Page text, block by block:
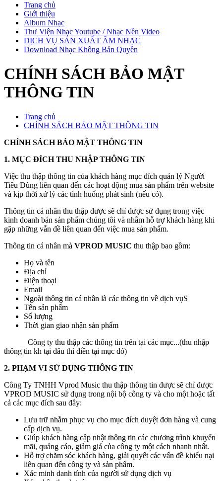
Trang chủ
Giới thiệu
Album Nhạc
Thư Viện Nhạc Youtube / Nhạc Nền Video
DỊCH VỤ SẢN XUẤT ÂM NHẠC
Download Nhạc Không Bản Quyền
CHÍNH SÁCH BẢO MẬT
THÔNG TIN
Trang chủ
CHÍNH SÁCH BẢO MẬT THÔNG TIN
CHÍNH SÁCH BẢO MẬT THÔNG TIN
1. MỤC ĐÍCH THU NHẬP THÔNG TIN
Việc thu thập thông tin của khách hàng mục đích quản lý Người
Tiêu Dùng liên quan đến các hoạt động mua sản phẩm trên website
và kịp thời xử lý các tình huống phát sinh (nếu có).
Thông tin cá nhân thu thập được sẽ chỉ được sử dụng trong việc
kinh doanh bán sản phẩm chúng tôi và nhằm hỗ trợ khách hàng khi
gặp những vẫn đề liên quan đến việc mua sản phẩm.
Thông tin cá nhân mà VPROD MUSIC thu thập bao gồm:
Họ và tên
Địa chỉ
Điện thoại
Email
Ngoài thông tin cá nhân là các thông tin về dịch vụS
Tên sản phẩm
Số lượng
Thời gian giao nhận sản phẩm
Công ty thu thập các thông tin trên tại các mục...(thu nhập
thông tin kh tại đâu thì điền tại mục đó)
2. PHẠM VI SỬ DỤNG THÔNG TIN
Công Ty TNHH Vprod Music thu thập thông tin được sẽ chỉ được
VPROD MUSIC sử dụng trong nội bộ công ty và cho một hoặc tất
cả các mục đích sau đây:
Lưu trữ nhằm phục vụ cho mục đích duyệt đơn hàng và cung
cấp dịch vụ.
Giúp khách hàng cập nhật thông tin các chương trình khuyến
mãi, quảng cáo, giảm giá của công ty một cách nhanh nhất.
Hỗ trợ chăm sóc khách hàng, giải quyết các vấn đề khiếu nại
liên quan đến công ty và sản phẩm.
Xác minh danh tính của người sử dụng dịch vụ